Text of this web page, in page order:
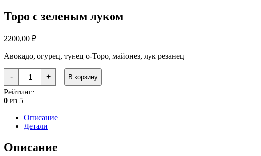
Торо с зеленым луком
2200,00 ₽
Авокадо, огурец, тунец о-Торо, майонез, лук резанец
-
Количество
товара
Торо
с
зеленым
+ В корзину
Рейтинг:
0 из 5
Описание
Детали
Описание